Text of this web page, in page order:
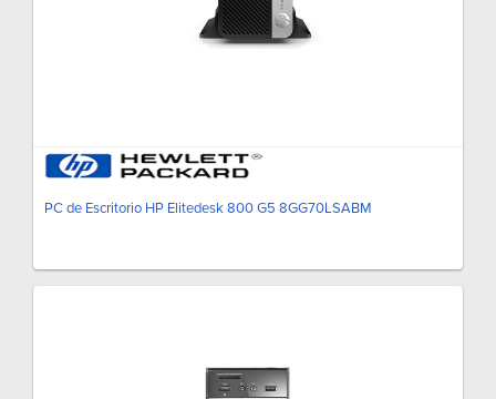
PC de Escritorio HP Elitedesk 800 G5 8GG70LSABM